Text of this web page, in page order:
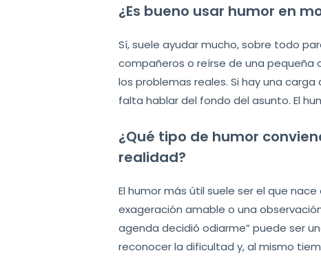
¿Es bueno usar humor en
Sí, suele ayudar mucho, sobre todo
compañeros o reírse de una pequeña
los problemas reales. Si hay una
falta hablar del fondo del asunto. El
¿Qué tipo de humor
realidad?
El humor más útil suele ser el que
exageración amable o una
agenda decidió odiarme” puede ser
reconocer la dificultad y, al mismo